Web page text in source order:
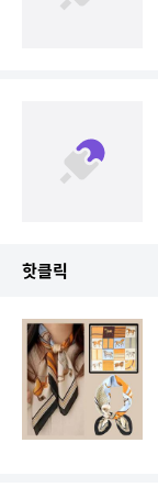
핫클릭